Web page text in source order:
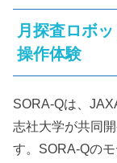
月探査ロボ
操作体験
SORA-Qは、
志社大学が共同
す。SORA-Qの